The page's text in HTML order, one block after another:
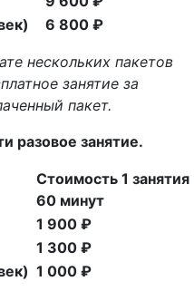
6 800 ₽
нескольких пакетов
занятие за
пакет.
разовое занятие.
Стоимость 1 занятия
60 минут
1 900 ₽
1 300 ₽
1 000 ₽